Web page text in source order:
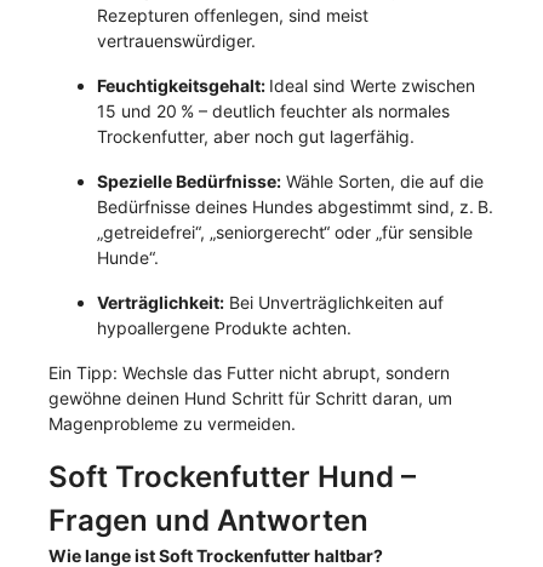
Rezepturen offenlegen, sind meist
vertrauenswürdiger.
Feuchtigkeitsgehalt: Ideal sind Werte zwischen
15 und 20 % – deutlich feuchter als normales
Trockenfutter, aber noch gut lagerfähig.
Spezielle Bedürfnisse: Wähle Sorten, die auf die
Bedürfnisse deines Hundes abgestimmt sind, z. B.
„getreidefrei“, „seniorgerecht“ oder „für sensible
Hunde“.
Verträglichkeit: Bei Unverträglichkeiten auf
hypoallergene Produkte achten.
Ein Tipp: Wechsle das Futter nicht abrupt, sondern
gewöhne deinen Hund Schritt für Schritt daran, um
Magenprobleme zu vermeiden.
Soft Trockenfutter Hund –
Fragen und Antworten
Wie lange ist Soft Trockenfutter haltbar?